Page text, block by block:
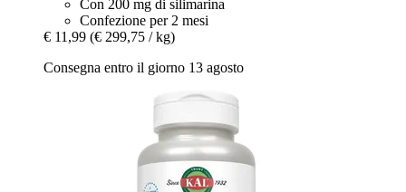
Con 200 mg di silimarina
Confezione per 2 mesi
€ 11,99 (€ 299,75 / kg)
Consegna entro il giorno 13 agosto